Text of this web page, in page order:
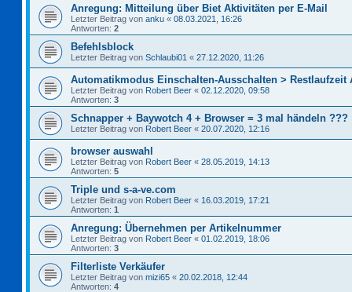
Anregung: Mitteilung über Biet Aktivitäten per E-Mail
Letzter Beitrag von anku « 08.03.2021, 16:26
Antworten: 2
Befehlsblock
Letzter Beitrag von Schlaubi01 « 27.12.2020, 11:26
Automatikmodus Einschalten-Ausschalten > Restlaufzeit
Letzter Beitrag von Robert Beer « 02.12.2020, 09:58
Antworten: 3
Schnapper + Baywotch 4 + Browser = 3 mal händeln ???
Letzter Beitrag von Robert Beer « 20.07.2020, 12:16
browser auswahl
Letzter Beitrag von Robert Beer « 28.05.2019, 14:13
Antworten: 5
Triple und s-a-ve.com
Letzter Beitrag von Robert Beer « 16.03.2019, 17:21
Antworten: 1
Anregung: Übernehmen per Artikelnummer
Letzter Beitrag von Robert Beer « 01.02.2019, 18:06
Antworten: 3
Filterliste Verkäufer
Letzter Beitrag von mizi65 « 20.02.2018, 12:44
Antworten: 4